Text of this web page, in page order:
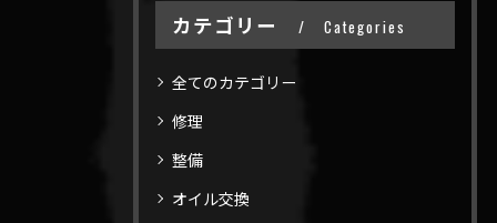
カテゴリー Categories
全てのカテゴリー
修理
整備
オイル交換